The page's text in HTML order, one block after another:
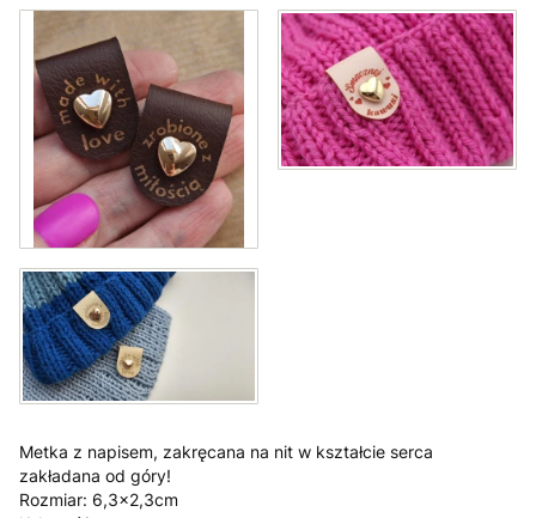
Metka z napisem, zakręcana na nit w kształcie serca
zakładana od góry!
Rozmiar: 6,3x2,3cm